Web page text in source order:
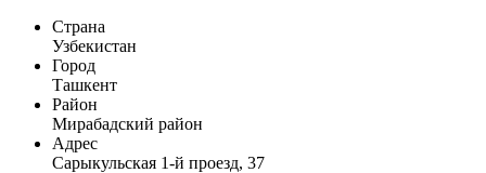
Страна
Узбекистан
Город
Ташкент
Район
Мирабадский район
Адрес
Сарыкульская 1-й проезд, 37